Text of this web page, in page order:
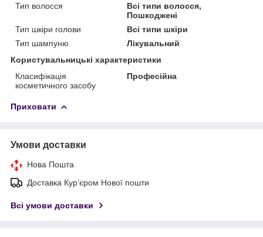
Тип волосся
Всі типи волосся,
Пошкоджені
Тип шкіри голови
Всі типи шкіри
Тип шампуню
Лікувальний
Користувальницькі характеристики
Класифікація
косметичного засобу
Професійна
Приховати
Умови доставки
Нова Пошта
Доставка Курʼєром Нової пошти
Всі умови доставки